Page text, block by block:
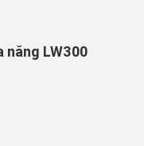
năng LW300